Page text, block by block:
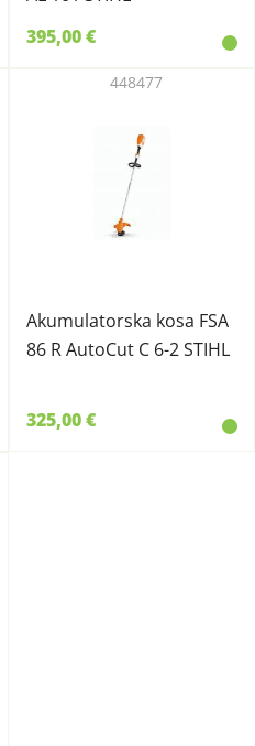
395,00 €
Akumulatorska kosa FSA
86 R AutoCut C 6-2 STIHL
448477
325,00 €